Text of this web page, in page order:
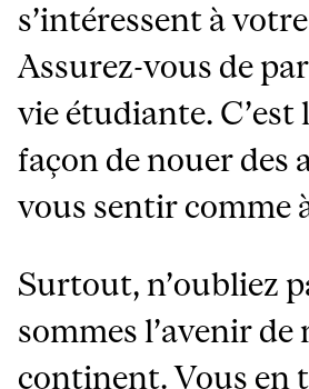
s’intéressent à
Assurez-vous de
vie étudiante. C’est
façon de nouer des
vous sentir comme
Surtout, n’oubliez
sommes l’avenir de
continent. Vous en